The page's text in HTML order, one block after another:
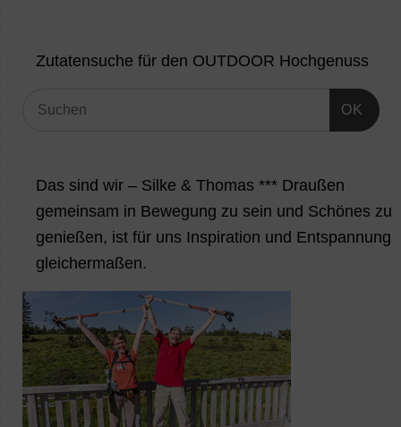
Zutatensuche für den OUTDOOR Hochgenuss
OK
Das sind wir – Silke & Thomas *** Draußen
gemeinsam in Bewegung zu sein und Schönes zu
genießen, ist für uns Inspiration und Entspannung
gleichermaßen.